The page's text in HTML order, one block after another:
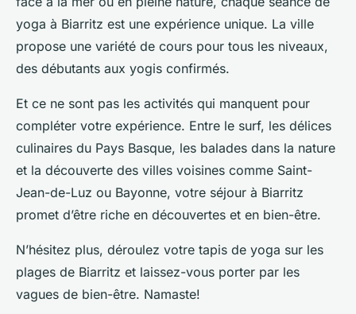
yoga à Biarritz est une expérience unique. La ville
propose une variété de cours pour tous les niveaux,
des débutants aux yogis confirmés.
Et ce ne sont pas les activités qui manquent pour
compléter votre expérience. Entre le surf, les délices
culinaires du Pays Basque, les balades dans la nature
et la découverte des villes voisines comme Saint-
Jean-de-Luz ou Bayonne, votre séjour à Biarritz
promet d’être riche en découvertes et en bien-être.
N’hésitez plus, déroulez votre tapis de yoga sur les
plages de Biarritz et laissez-vous porter par les
vagues de bien-être. Namaste!